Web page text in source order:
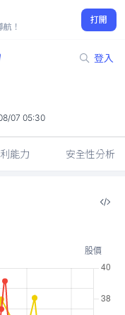
！
打開
登入
07 05:30
能力 安全性分析